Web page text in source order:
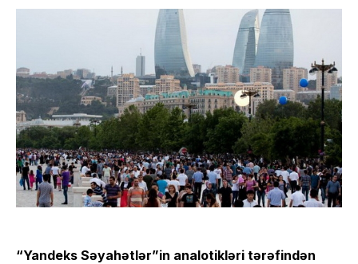
“Yandeks Səyahətlər”in analotikləri tərəfindən